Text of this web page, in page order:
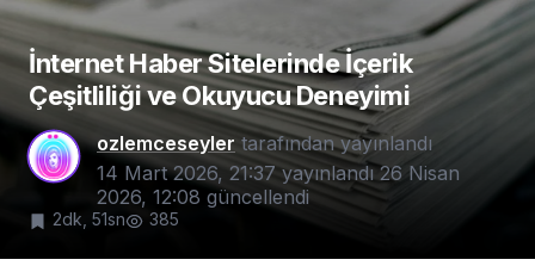
İnternet Haber Sitelerinde İçerik
Çeşitliliği ve Okuyucu Deneyimi
ozlemceseyler tarafından yayınlandı
14 Mart 2026, 21:37 yayınlandı 26 Nisan
2026, 12:08 güncellendi
2dk, 51sn 385